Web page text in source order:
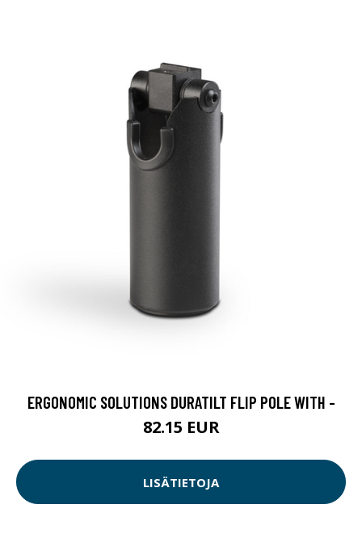
ERGONOMIC SOLUTIONS DURATILT FLIP POLE WITH -
82.15 EUR
LISÄTIETOJA